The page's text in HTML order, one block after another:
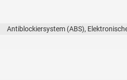
Antiblockiersystem (ABS),